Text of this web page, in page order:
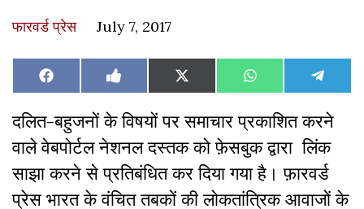
फारवर्ड प्रेस July 7, 2017
Share
on
Facebook Share
on
Like
on
Facebook
Share
on
X
(Twitter)
Share
on
WhatsAppShare
on
दलित-बहुजनों के विषयों पर समाचार प्रकाशित करने
वाले वेबपोर्टल नेशनल दस्तक को फ़ेसबुक द्वारा लिंक
साझा करने से प्रतिबंधित कर दिया गया है। फ़ारवर्ड
प्रेस भारत के वंचित तबकों की लोकतांत्रिक आवाजों के